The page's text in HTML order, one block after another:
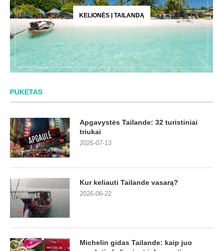
KELIONĖS Į TAILANDĄ
PUKETAS
Apgavystės Tailande: 32 turistiniai
triukai
2026-07-13
Kur keliauti Tailande vasarą?
2026-06-22
Michelin gidas Tailande: kaip juo